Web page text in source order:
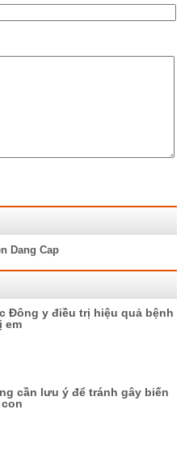
Đông y điều trị hiệu quả bệnh
em
cần lưu ý để tránh gây biến